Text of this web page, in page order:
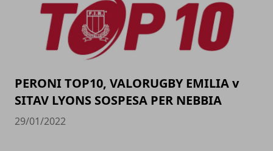
PERONI TOP10, VALORUGBY EMILIA v
SITAV LYONS SOSPESA PER NEBBIA
29/01/2022